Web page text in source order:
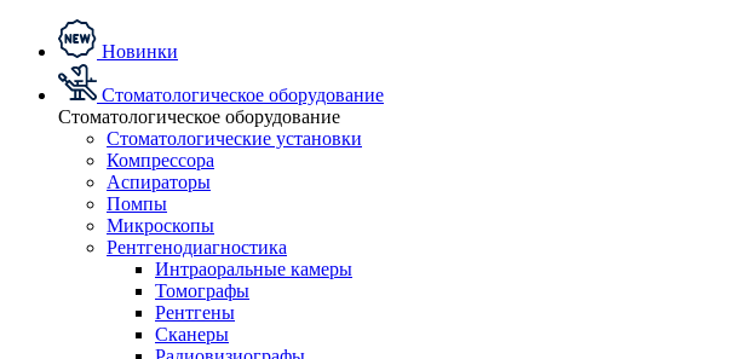
Новинки
Стоматологическое оборудование
Стоматологическое оборудование
Стоматологические установки
Компрессора
Аспираторы
Помпы
Микроскопы
Рентгенодиагностика
Интраоральные камеры
Томографы
Рентгены
Сканеры